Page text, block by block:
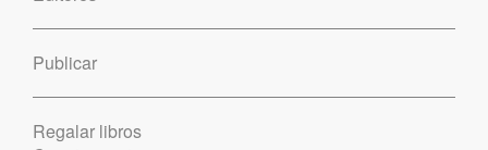
Publicar
Regalar libros